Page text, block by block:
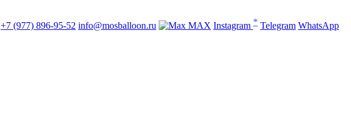
+7 (977) 896-95-52 info@mosballoon.ru MAX Instagram * Telegram WhatsApp